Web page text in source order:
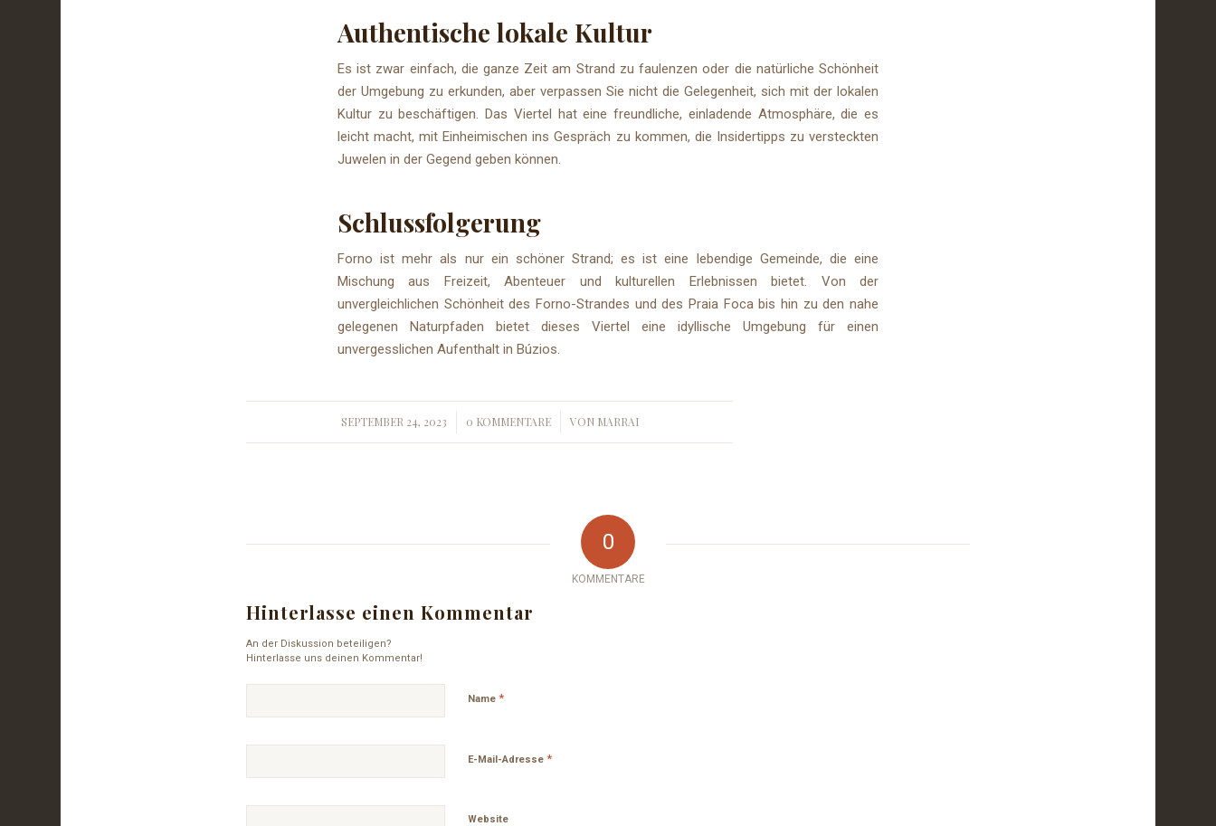
Authentische lokale Kultur
Es ist zwar einfach, die ganze Zeit am Strand zu faulenzen oder die natürliche Schönheit
der Umgebung zu erkunden, aber verpassen Sie nicht die Gelegenheit, sich mit der lokalen
Kultur zu beschäftigen. Das Viertel hat eine freundliche, einladende Atmosphäre, die es
leicht macht, mit Einheimischen ins Gespräch zu kommen, die Insidertipps zu versteckten
Juwelen in der Gegend geben können.
Schlussfolgerung
Forno ist mehr als nur ein schöner Strand; es ist eine lebendige Gemeinde, die eine
Mischung aus Freizeit, Abenteuer und kulturellen Erlebnissen bietet. Von der
unvergleichlichen Schönheit des Forno-Strandes und des Praia Foca bis hin zu den nahe
gelegenen Naturpfaden bietet dieses Viertel eine idyllische Umgebung für einen
unvergesslichen Aufenthalt in Búzios.
SEPTEMBER 24, 2023
/ 0 KOMMENTARE
/ VON MARRAI
0
KOMMENTARE
Hinterlasse einen Kommentar
An der Diskussion beteiligen?
Hinterlasse uns deinen Kommentar!
Name *
E-Mail-Adresse *
Website